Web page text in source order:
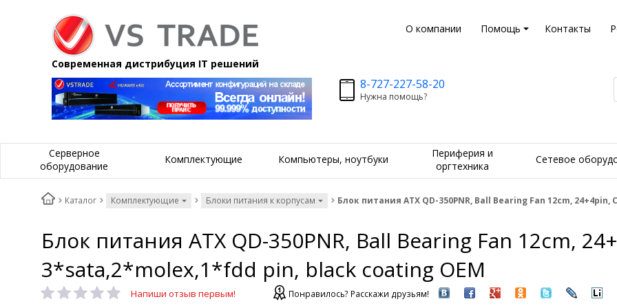
О компании Помощь Контакты
Современная дистрибуция IT решений
8-727-227-58-20
Нужна помощь?
Серверное
оборудование
Комплектующие Компьютеры, ноутбуки
Периферия и
оргтехника
Сетевое
Каталог Комплектующие Блоки питания к корпусам Блок питания ATX QD-350PNR, Ball Bearing Fan 12cm,
Блок питания ATX QD-350PNR, Ball Bearing Fan 12cm,
3*sata,2*molex,1*fdd pin, black coating OEM
Напиши отзыв первым! Понравилось? Расскажи друзьям!